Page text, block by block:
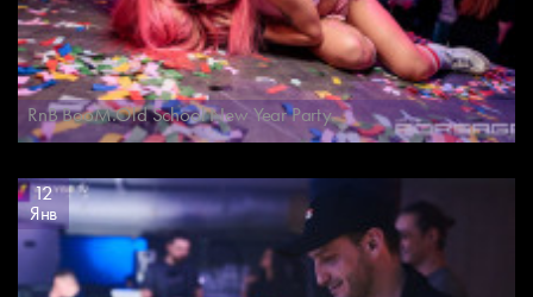
RnB BooM.Old School New Year Party.
12
Янв